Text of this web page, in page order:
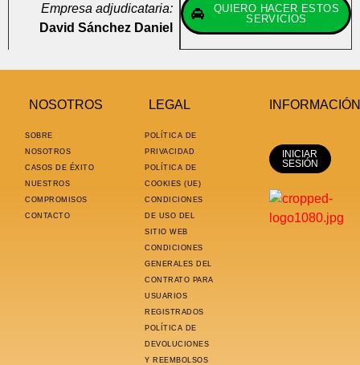
Empresa adjudicataria:
David Sánchez Daniel
QUIERO HACER ESTOS
SERVICIOS
NOSOTROS
SOBRE
NOSOTROS
CASOS DE ÉXITO
NUESTROS
COMPROMISOS
CONTACTO
LEGAL
POLÍTICA DE
PRIVACIDAD
POLÍTICA DE
COOKIES (UE)
CONDICIONES
DE USO DEL
SITIO WEB
CONDICIONES
GENERALES DEL
CONTRATO PARA
USUARIOS
REGISTRADOS
POLÍTICA DE
DEVOLUCIONES
Y REEMBOLSOS
INFORMACIÓN
INICIAR
SESIÓN